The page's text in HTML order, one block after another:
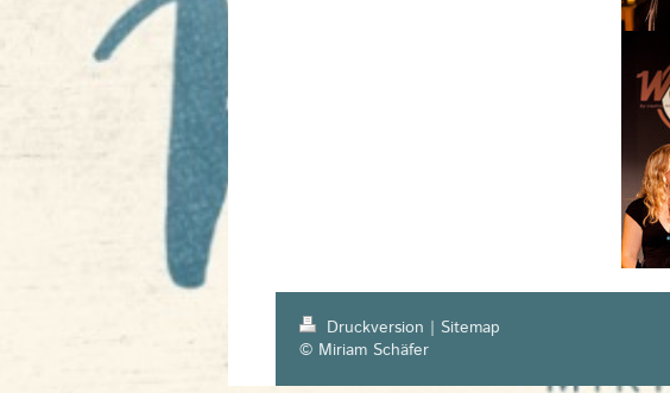
Druckversion | Sitemap
© Miriam Schäfer